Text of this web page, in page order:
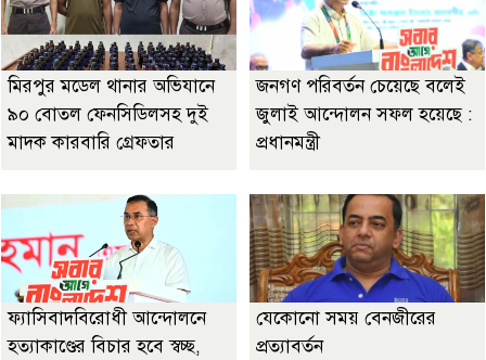
মিরপুর মডেল থানার অভিযানে
৯০ বোতল ফেনসিডিলসহ দুই
মাদক কারবারি গ্রেফতার
জনগণ পরিবর্তন চেয়েছে বলেই
জুলাই আন্দোলন সফল হয়েছে :
প্রধানমন্ত্রী
ফ্যাসিবাদবিরোধী আন্দোলনে
হত্যাকাণ্ডের বিচার হবে স্বচ্ছ,
যেকোনো সময় বেনজীরের
প্রত্যাবর্তন